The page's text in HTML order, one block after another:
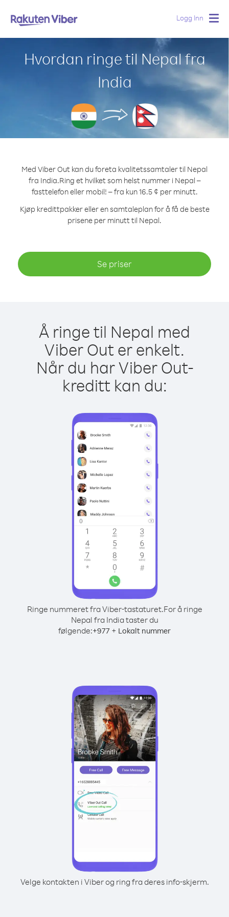
Logg Inn
Hvordan ringe til Nepal fra
India
Med Viber Out kan du foreta kvalitetssamtaler til Nepal
fra India.Ring et hvilket som helst nummer i Nepal –
fasttelefon eller mobil! – fra kun 16.5 ¢ per minutt.
Kjøp kredittpakker eller en samtaleplan for å få de beste
prisene per minutt til Nepal.
Se priser
Å ringe til Nepal med
Viber Out er enkelt.
Når du har Viber Out-
kreditt kan du:
Ringe nummeret fra Viber-tastaturet.For å ringe
Nepal fra India taster du
følgende:+977 + Lokalt nummer
Velge kontakten i Viber og ring fra deres info-skjerm.